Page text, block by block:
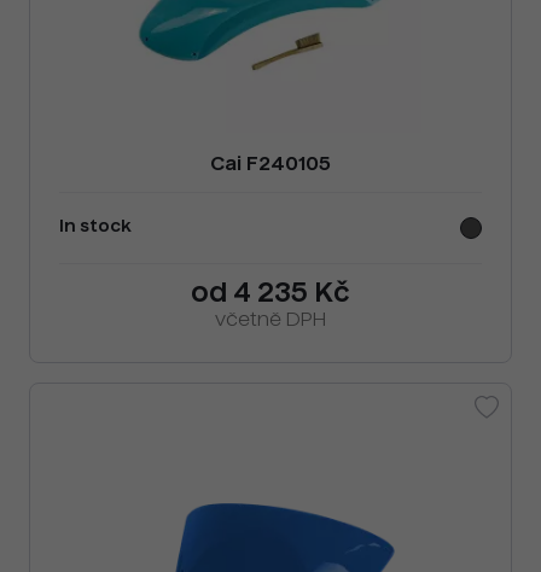
Cai F240105
In stock
od 4 235 Kč
včetně DPH